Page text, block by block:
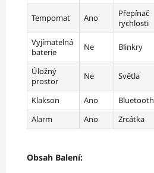
Tempomat Ano
Přepínač
rychlosti
Vyjímatelná
baterie
Ne Blinkry
Úložný
prostor
Ne Světla
Klakson
Ano Bluetooth
Alarm
Ano Zrcátka
Obsah Balení: